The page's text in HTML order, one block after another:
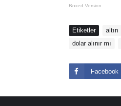
Boxed Version
Etiketler altın
dolar alınır mı
Facebook